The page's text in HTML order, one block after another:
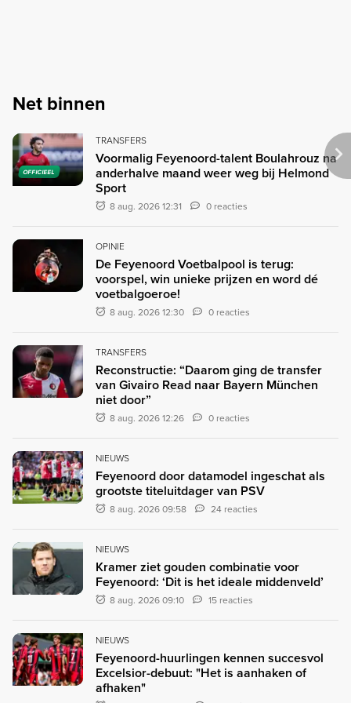
Net binnen
OFFICIEEL
TRANSFERS
Voormalig Feyenoord-talent Boulahrouz na
anderhalve maand weer weg bij Helmond
Sport
8 aug. 2026 12:31 0 reacties
OPINIE
De Feyenoord Voetbalpool is terug:
voorspel, win unieke prijzen en word dé
voetbalgoeroe!
8 aug. 2026 12:30 0 reacties
TRANSFERS
Reconstructie: “Daarom ging de transfer
van Givairo Read naar Bayern München
niet door”
8 aug. 2026 12:26 0 reacties
NIEUWS
Feyenoord door datamodel ingeschat als
grootste titeluitdager van PSV
8 aug. 2026 09:58 24 reacties
NIEUWS
Kramer ziet gouden combinatie voor
Feyenoord: ‘Dit is het ideale middenveld’
8 aug. 2026 09:10 15 reacties
NIEUWS
Feyenoord-huurlingen kennen succesvol
Excelsior-debuut: "Het is aanhaken of
afhaken"